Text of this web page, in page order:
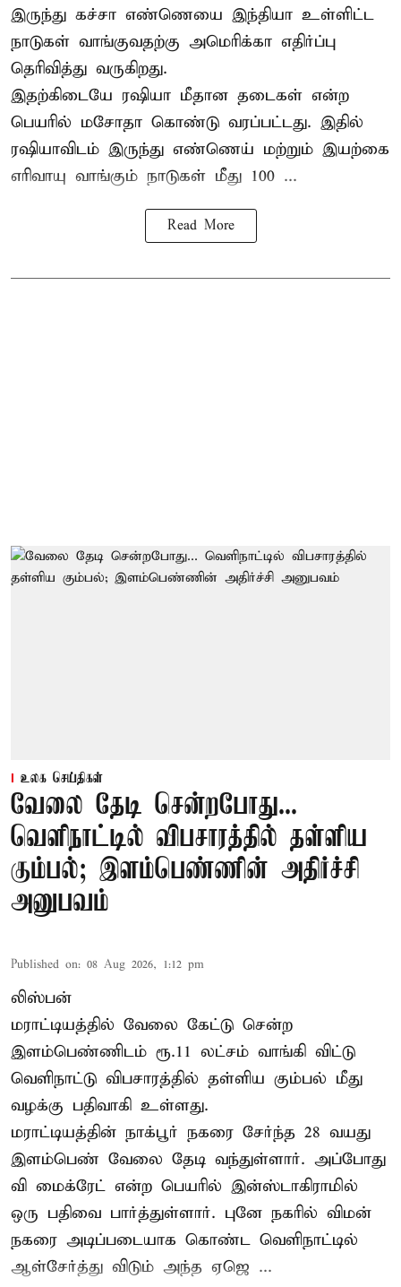
இருந்து கச்சா எண்ணெயை இந்தியா உள்ளிட்ட
நாடுகள் வாங்குவதற்கு அமெரிக்கா எதிர்ப்பு
தெரிவித்து வருகிறது.
இதற்கிடையே ரஷியா மீதான தடைகள் என்ற
பெயரில் மசோதா கொண்டு வரப்பட்டது. இதில்
ரஷியாவிடம் இருந்து எண்ணெய் மற்றும் இயற்கை
எரிவாயு வாங்கும் நாடுகள் மீது 100 ...
Read More
உலக செய்திகள்
வேலை தேடி சென்றபோது...
வெளிநாட்டில் விபசாரத்தில் தள்ளிய
கும்பல்; இளம்பெண்ணின் அதிர்ச்சி
அனுபவம்
Published on: 08 Aug 2026, 1:12 pm
லிஸ்பன்
மராட்டியத்தில் வேலை கேட்டு சென்ற
இளம்பெண்ணிடம் ரூ.11 லட்சம் வாங்கி விட்டு
வெளிநாட்டு விபசாரத்தில் தள்ளிய கும்பல் மீது
வழக்கு பதிவாகி உள்ளது.
மராட்டியத்தின் நாக்பூர் நகரை சேர்ந்த 28 வயது
இளம்பெண் வேலை தேடி வந்துள்ளார். அப்போது
வி மைக்ரேட் என்ற பெயரில் இன்ஸ்டாகிராமில்
ஒரு பதிவை பார்த்துள்ளார். புனே நகரில் விமன்
நகரை அடிப்படையாக கொண்ட வெளிநாட்டில்
ஆள்சேர்த்து விடும் அந்த ஏஜெ ...